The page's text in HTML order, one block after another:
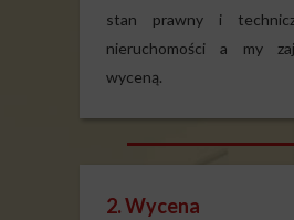
stan prawny i
nieruchomości a my
wyceną.
2. Wycena